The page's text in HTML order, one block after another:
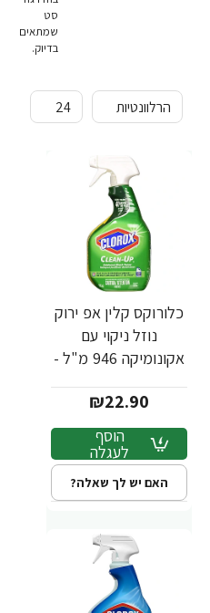
סט
שמתאים
בדיוק.
כלורוקס קלין אפ ירוק
נוזל ניקוי עם
אקונומיקה 946 מ"ל -
₪22.90
הוסף
לעגלה
האם יש לך שאלה?